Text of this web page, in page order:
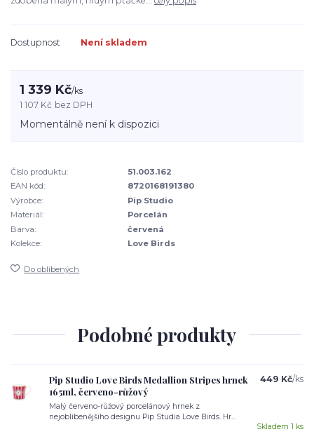
Dostupnost Není skladem
1 339 Kč/ks
1 107 Kč bez DPH
Momentálně není k dispozici
Číslo produktu:
51.003.162
EAN kód:
8720168191380
Výrobce:
Pip Studio
Materiál:
Porcelán
Barva:
červená
Kolekce:
Love Birds
Do oblíbených
Podobné produkty
Pip Studio Love Birds Medallion Stripes hrnek
165ml, červeno-růžový
Malý červeno-růžový porcelánový hrnek z
nejoblíbenějšího designu Pip Studia Love Birds. Hr...
449 Kč/ks
Skladem 1 ks